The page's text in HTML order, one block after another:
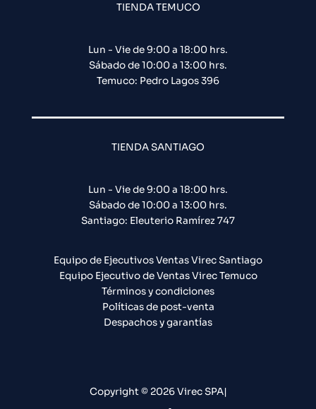
TIENDA TEMUCO
Lun - Vie de 9:00 a 18:00 hrs.
Sábado de 10:00 a 13:00 hrs.
Temuco: Pedro Lagos 396
TIENDA SANTIAGO
Lun - Vie de 9:00 a 18:00 hrs.
Sábado de 10:00 a 13:00 hrs.
Santiago: Eleuterio Ramírez 747​
Equipo de Ejecutivos Ventas Virec Santiago
Equipo Ejecutivo de Ventas Virec Temuco
Términos y condiciones
Políticas de post-venta
Despachos y garantías
Copyright © 2026 Virec SPA|